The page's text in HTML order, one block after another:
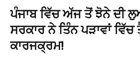
ਪੰਜਾਬ ਵਿੱਚ ਅੱਜ ਤੋਂ ਝੋਨੇ ਦੀ
ਸਰਕਾਰ ਨੇ ਤਿੰਨ ਪੜਾਵਾਂ ਵਿੱਚ
ਕਾਰਜਕ੍ਰਮ!